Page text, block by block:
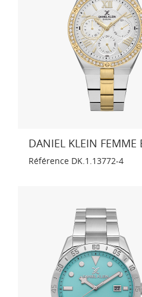
DANIEL KLEIN FEMME
Référence DK.1.13772-4